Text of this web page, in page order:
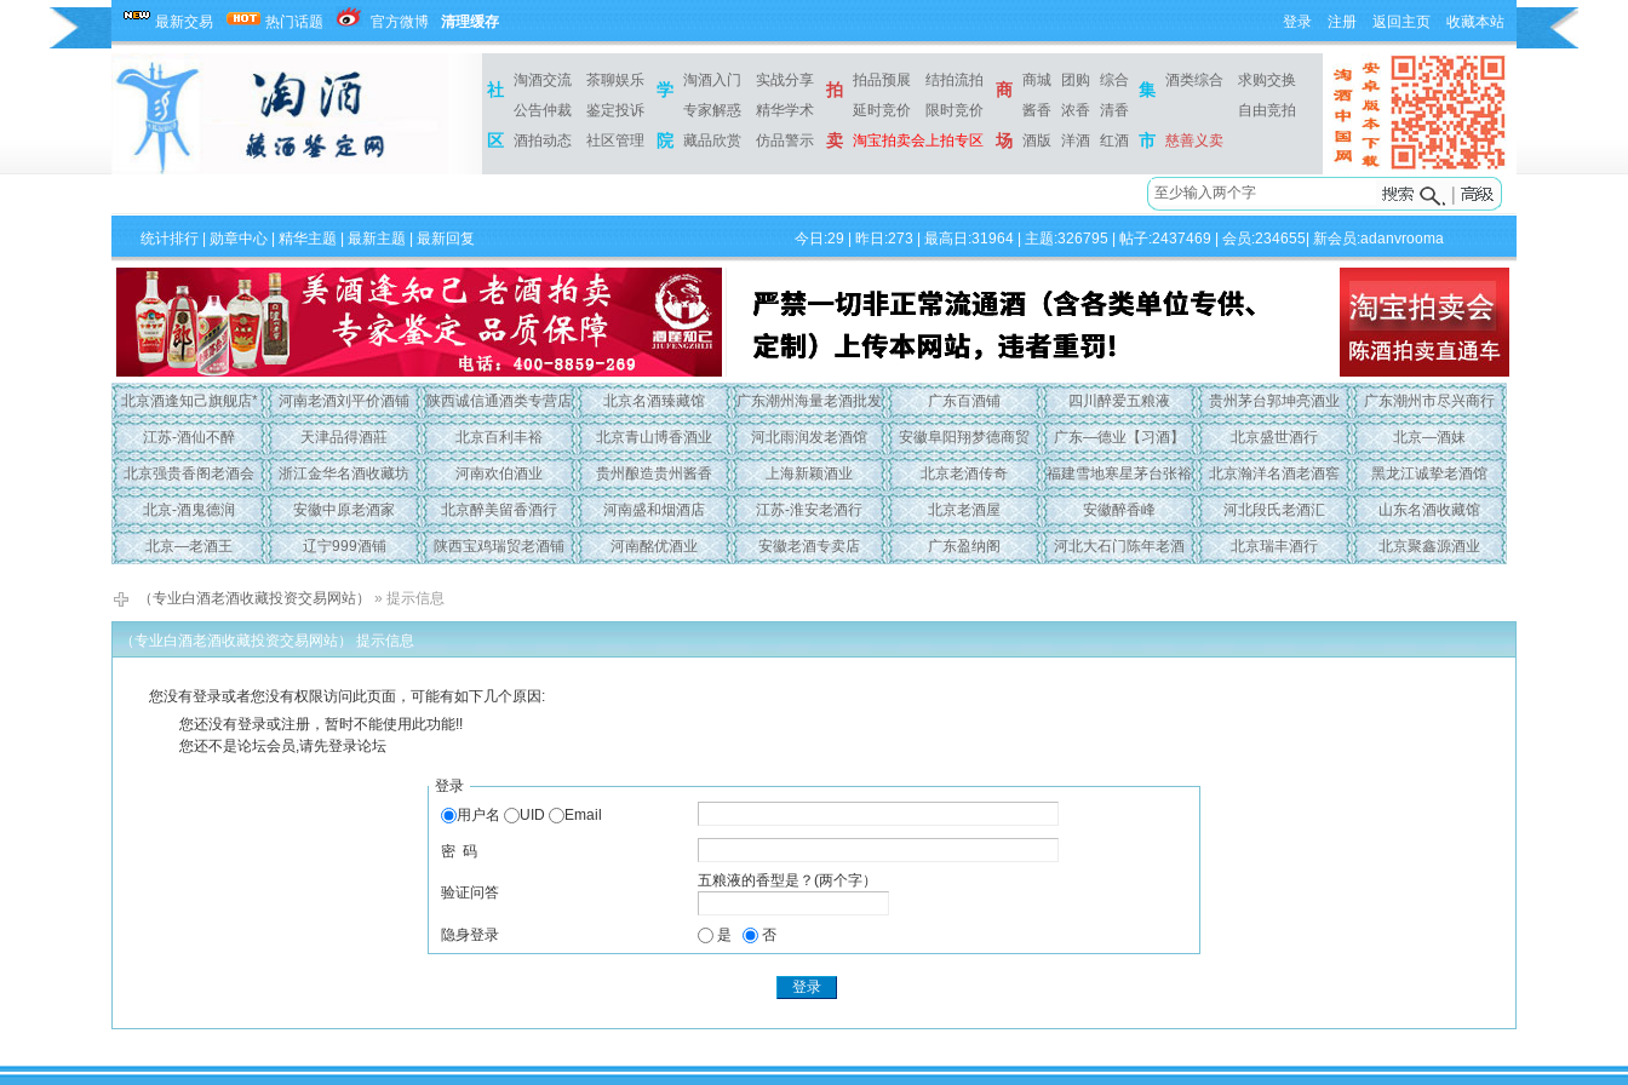
最新交易 热门话题 官方微博 清理缓存 登录 注册 返回主页 收藏本站
社
区
淘酒交流
茶聊娱乐
公告仲裁
鉴定投诉
酒拍动态
社区管理
学
院
淘酒入门
实战分享
专家解惑
精华学术
藏品欣赏
仿品警示
拍
卖
拍品预展
结拍流拍
延时竞价
限时竞价
淘宝拍卖会上拍专区
商
场
商城 团购
综合
酱香
浓香
清香
酒版
洋酒 红酒
集
市
酒类综合
求购交换
自由竞拍
慈善义卖
统计排行 勋章中心 精华主题 最新主题 | 最新回复 今日:29 | 昨日:273 | 最高日:31964 | 主题:326795 | 帖子:2437469 | 会员:234655| 新会员:adanvrooma
北京酒逢知己旗舰店* 河南老酒刘平价酒铺 陕西诚信通酒类专营店 北京名酒臻藏馆 广东潮州海量老酒批发 广东百酒铺 四川醉爱五粮液 贵州茅台郭坤亮酒业 广东潮州市尽兴商行
江苏-酒仙不醉 天津品得酒莊 北京百利丰裕 北京青山博香酒业 河北雨润发老酒馆 安徽阜阳翔梦德商贸 广东—德业【习酒】 北京盛世酒行 北京—酒妹
北京强贵香阁老酒会 浙江金华名酒收藏坊 河南欢伯酒业 贵州酿造贵州酱香 上海新颖酒业 北京老酒传奇 福建雪地寒星茅台张裕 北京瀚洋名酒老酒窖 黑龙江诚挚老酒馆
北京-酒鬼德润 安徽中原老酒家 北京醉美留香酒行 河南盛和烟酒店 江苏-淮安老酒行 北京老酒屋 安徽醉香峰 河北段氏老酒汇 山东名酒收藏馆
北京—老酒王 辽宁999酒铺 陕西宝鸡瑞贸老酒铺 河南酩优酒业 安徽老酒专卖店 广东盈纳阁 河北大石门陈年老酒 北京瑞丰酒行 北京聚鑫源酒业
（专业白酒老酒收藏投资交易网站） » 提示信息
（专业白酒老酒收藏投资交易网站） 提示信息
您没有登录或者您没有权限访问此页面，可能有如下几个原因:
您还没有登录或注册，暂时不能使用此功能!!
您还不是论坛会员,请先登录论坛
登录
用户名
UID Email
密 码
验证问答
五粮液的香型是？(两个字）
隐身登录 是 否